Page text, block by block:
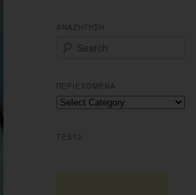
ΑΝΑΖΗΤΗΣΗ
r
c
h
ΠΕΡΙΕΧΟΜΕΝΑ
Περιεχομενα
TEST2